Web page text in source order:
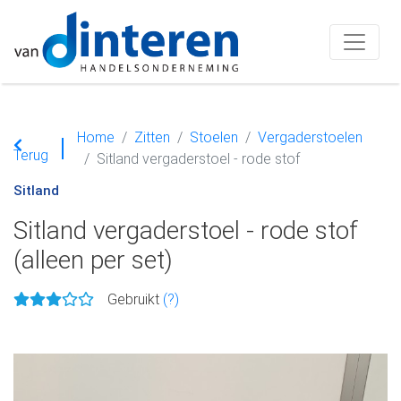
Terug
Home Zitten Stoelen
Vergaderstoelen
Sitland vergaderstoel - rode stof
Sitland
Sitland vergaderstoel - rode stof
(alleen per set)
Gebruikt (?)